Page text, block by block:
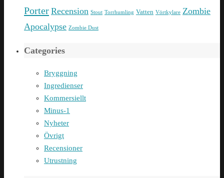
Porter Recension Stout Torrhumling Vatten Vörtkylare Zombie
Apocalypse Zombie Dust
Categories
Bryggning
Ingredienser
Kommersiellt
Minus-1
Nyheter
Övrigt
Recensioner
Utrustning